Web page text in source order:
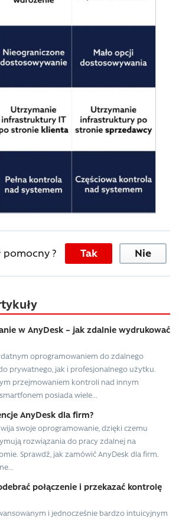
pomocny ? Tak Nie
w AnyDesk – jak zdalnie wydrukować
oprogramowaniem do zdalnego
prywatnego, jak i profesjonalnego użytku.
przejmowaniem kontroli nad innym
posiada wiele...
AnyDesk dla firm?
swoje oprogramowanie, dzięki czemu
rozwiązania do pracy zdalnej na
Sprawdź, jak zamówić AnyDesk dla firm.
połączenie i przekazać kontrolę
i jednocześnie bardzo intuicyjnym